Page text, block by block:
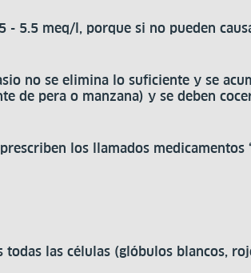
5.5 meq/l, porque si no pueden
no se elimina lo suficiente y se
pera o manzana) y se deben
los llamados
las células (glóbulos blancos,